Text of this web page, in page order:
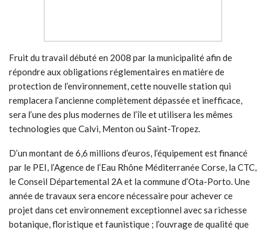
Fruit du travail débuté en 2008 par la municipalité afin de
répondre aux obligations réglementaires en matière de
protection de l’environnement, cette nouvelle station qui
remplacera l’ancienne complètement dépassée et inefficace,
sera l’une des plus modernes de l’île et utilisera les mêmes
technologies que Calvi, Menton ou Saint-Tropez.
D’un montant de 6,6 millions d’euros, l’équipement est financé
par le PEI, l’Agence de l’Eau Rhône Méditerranée Corse, la CTC,
le Conseil Départemental 2A et la commune d’Ota-Porto. Une
année de travaux sera encore nécessaire pour achever ce
projet dans cet environnement exceptionnel avec sa richesse
botanique, floristique et faunistique ; l’ouvrage de qualité que